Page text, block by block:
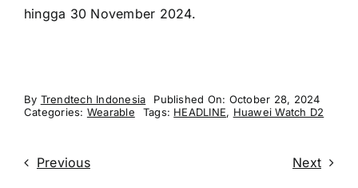
hingga 30 November 2024.
By Trendtech Indonesia
Published On: October 28, 2024
Categories: Wearable Tags: HEADLINE, Huawei Watch D2
Previous Next